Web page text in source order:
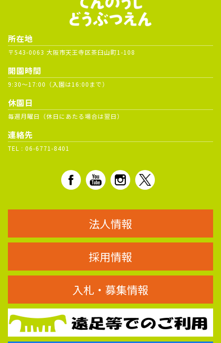
所在地
〒543-0063 大阪市天王寺区茶臼山町1-108
開園時間
9:30～17:00（入園は16:00まで）
休園日
毎週月曜日（休日にあたる場合は翌日）
連絡先
TEL : 06-6771-8401
法人情報
採用情報
入札・募集情報